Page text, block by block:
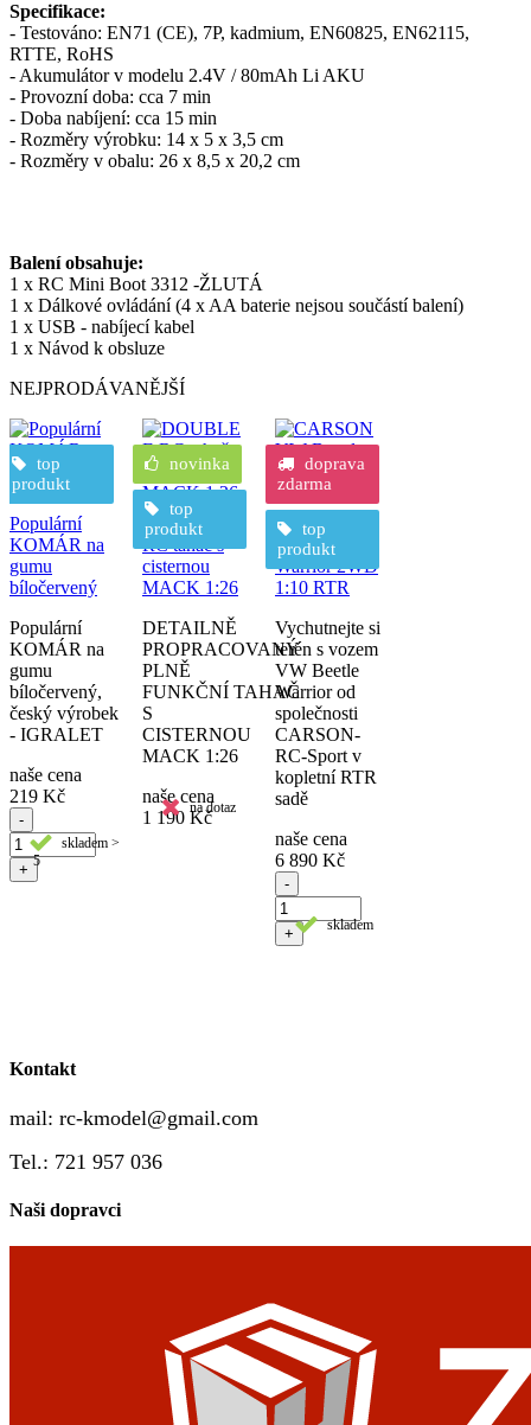
Specifikace:
- Testováno: EN71 (CE), 7P, kadmium, EN60825, EN62115,
RTTE, RoHS
- Akumulátor v modelu 2.4V / 80mAh Li AKU
- Provozní doba: cca 7 min
- Doba nabíjení: cca 15 min
- Rozměry výrobku: 14 x 5 x 3,5 cm
- Rozměry v obalu: 26 x 8,5 x 20,2 cm
Balení obsahuje:
1 x RC Mini Boot 3312 -ŽLUTÁ
1 x Dálkové ovládání (4 x AA baterie nejsou součástí balení)
1 x USB - nabíjecí kabel
1 x Návod k obsluze
NEJPRODÁVANĚJŠÍ
Populární
KOMÁR na
gumu
bíločervený
Populární
KOMÁR na
gumu
bíločervený,
český výrobek
- IGRALET
naše cena
219 Kč
-
+
skladem >
5
top
produkt
DOUBLE E
RC tahač s
cisternou
MACK 1:26
DETAILNĚ
PROPRACOVANÝ
PLNĚ
FUNKČNÍ TAHAČ
S
CISTERNOU
MACK 1:26
naše cena
1 190 Kčna dotaz
novinka
top
produkt
CARSON
VW Beattle
Warrior 2WD
1:10 RTR
Vychutnejte si
terén s vozem
VW Beetle
Warrior od
společnosti
CARSON-
RC-Sport v
kopletní RTR
sadě
naše cena
6 890 Kč
-
+ skladem
doprava
zdarma
top
produkt
Kontakt
mail: rc-kmodel@gmail.com
Tel.: 721 957 036
Naši dopravci